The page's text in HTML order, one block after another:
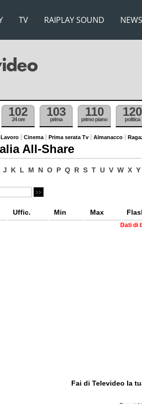
TV RAIPLAY SOUND NEWS
102
24 ore
103
prima
110
primo piano
120
politica
Lavoro Cinema Prima serata Tv Almanacco
All-Share
J K L M N O P Q R S T U V W X Y
Uffic. Min Max
Dati di
Fai di Televideo la